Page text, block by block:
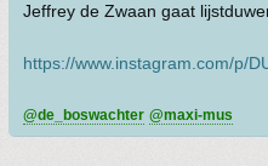
Jeffrey de Zwaan gaat
https://www.instagram.com/p/
@de_boswachter @maxi-mus